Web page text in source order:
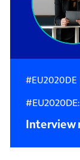
#EU2020DE
#EU2020DE:
Interview